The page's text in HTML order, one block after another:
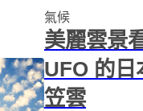
氣候
美麗雲景
UFO 的日
笠雲